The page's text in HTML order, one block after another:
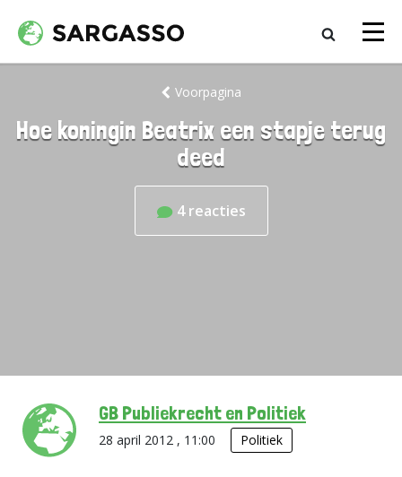
Voorpagina
Hoe koningin Beatrix een stapje terug
deed
4 reacties
GB Publiekrecht en Politiek
28 april 2012 , 11:00 Politiek